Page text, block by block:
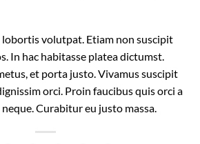
lobortis volutpat. Etiam non suscipit
In hac habitasse platea dictumst.
et porta justo. Vivamus suscipit
orci. Proin faucibus quis orci a
Curabitur eu justo massa.